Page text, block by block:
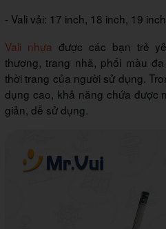
- Vali vải: 17 inch, 18 inch, 19
Vali nhựa được các bạn trẻ
thượng, trang nhã, phối màu
thời trang của người sử dụng.
dụng cao, khả năng chứa được
giản, dễ sử dụng.